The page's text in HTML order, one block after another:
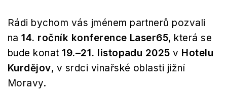
Rádi bychom vás jménem partnerů pozvali
na14. ročník konference Laser65, která se
bude konat19.–21. listopadu 2025 v Hotelu
Kurdějov, v srdci vinařské oblasti jižní
Moravy.